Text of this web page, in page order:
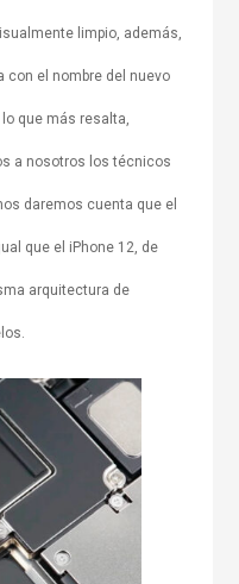
limpio, además,
con el nombre del nuevo
que más resalta,
a nosotros los técnicos
daremos cuenta que el
que el iPhone 12, de
arquitectura de